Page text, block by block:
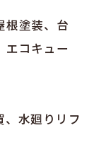
根塗装、台
エコキュー
、水廻りリフ